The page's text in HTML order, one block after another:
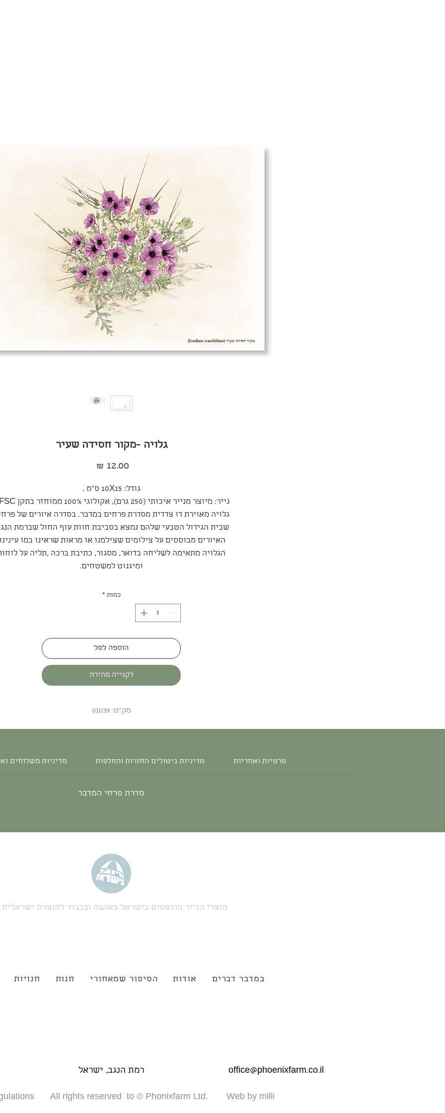
גלויה -מקור חסידה שעיר
מחיר
גודל: 10X15 ס"מ .
נייר: מיוצר מנייר איכותי (250 גרם), אקולוגי 100% ממוחזר בתקן FSC.
גלויה מאוירת דו צדדית מסדרת פרחים במדבר. בסדרה איורים של
שבית הגידול הטבעי שלהם נמצא בסביבת חוות עוף החול שברמת
האיורים מבוססים על צילומים שצילמנו או מראות שראינו במו
הגלויה מתאימה לשליחה בדואר, מסגור, כתיבת ברכה ,תליה על
ומיגנוט למשטחים.
כמות *
הוספה לסל
לקנייה מהירה
מק"ט: 01039
מדיניות משלוחים מדיניות ביטולים החזרות והחלפות פרטיות ואחריות
סדרת פרחי המדבר
מוצרי הנייר מודפסים בישראל באהבה ובכבוד לתוצרת ישראלית
חנויות חנות הסיפור שמאחורי אודות במדבר דברים
רמת הנגב, ישראל office@phoenixfarm.co.il
All rights reserved to © Phonixfarm Ltd. Web by milli